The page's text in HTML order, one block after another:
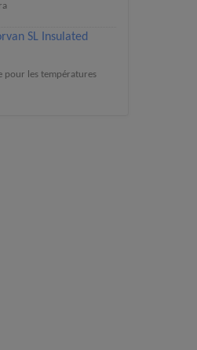
SL Insulated
pour les températures